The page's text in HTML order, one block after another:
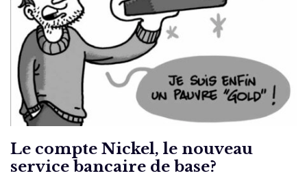
Le compte Nickel, le nouveau
service bancaire de base?